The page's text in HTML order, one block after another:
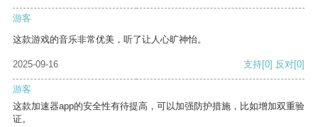
游客
这款游戏的音乐非常优美，听了让人心旷神怡。
2025-09-16 支持[0] 反对[0]
游客
这款加速器app的安全性有待提高，可以加强防护措施，比如增加双重验
证。